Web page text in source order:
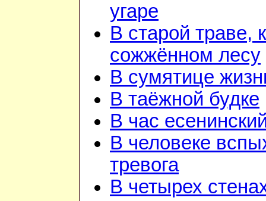
угаре
В старой траве,
сожжённом лесу
В сумятице
В таёжной будке
В час
В человеке
тревога
В четырех